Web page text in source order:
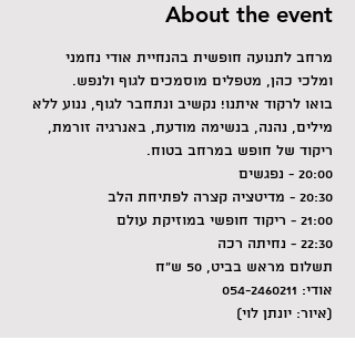
About the event
מרחב לתנועה חופשית בהנחיית אודי נחמני
ומלכי כהן, מטפלים מוסמכים לגוף ולנפש.
בואו לרקוד איתנו! נקשיב ונתחבר לגוף, ננוע ללא
מילים, נהנה, בנשימה מודעת, באנרגיה זורמת,
ריקוד של חופש במרחב בטוח.
20:00 - נפגשים
20:30 - מדיטציה קצרה לפתיחת הלב
21:00 - ריקוד חופשי במוזיקת עולם
22:30 - נחיתה רכה
תשלום מראש בביט, 50 ש"ח
אודי: 054-2460211
(איור: יונתן לוי)